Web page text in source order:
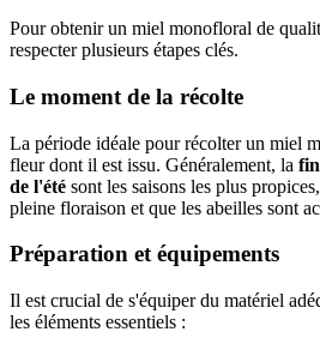
Pour obtenir un miel monofloral de
respecter plusieurs étapes clés.
Le moment de la récolte
La période idéale pour récolter un miel
fleur dont il est issu. Généralement, la
de l'été sont les saisons les plus
pleine floraison et que les abeilles sont
Préparation et équipements
Il est crucial de s'équiper du matériel
les éléments essentiels :